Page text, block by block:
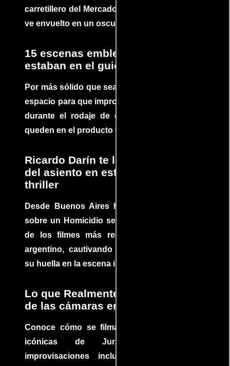
carretillero del Mercado 4 de Asunción que se
ve envuelto en un oscuro mundo de crimen
15 escenas emblemáticas que no
estaban en el guion
Por más sólido que sea un guión siempre hay
espacio para que improvisaciones que se dan
durante el rodaje de determinadas escenas
queden en el producto final.
Ricardo Darín te llevará al borde
del asiento en este increíble
thriller
Desde Buenos Aires hasta el mundo, Tesis
sobre un Homicidio se ha convertido en uno
de los filmes más recomendados del cine
argentino, cautivando audiencias y dejando
su huella en la escena internacional.
Lo que Realmente Sucedió detrás
de las cámaras en Jurassic Park
Conoce cómo se filmaron algunas escenas
icónicas de Jurassic Park, con
improvisaciones incluidas. ¡Descubre las